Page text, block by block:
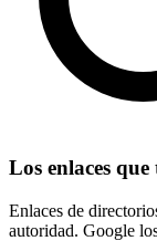
Los enlaces
Enlaces de
autoridad. Google